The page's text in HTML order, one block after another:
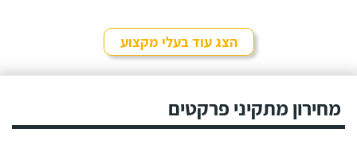
הצג עוד בעלי מקצוע
מחירון מתקיני פרקטים